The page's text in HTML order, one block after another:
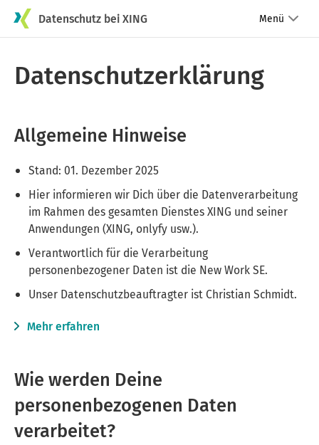
Datenschutz bei XING Menü
Datenschutzerklärung
Allgemeine Hinweise
Stand: 01. Dezember 2025
Hier informieren wir Dich über die Datenverarbeitung
im Rahmen des gesamten Dienstes XING und seiner
Anwendungen (XING, onlyfy usw.).
Verantwortlich für die Verarbeitung
personenbezogener Daten ist die New Work SE.
Unser Datenschutzbeauftragter ist Christian Schmidt.
Mehr erfahren
Wie werden Deine
personenbezogenen Daten
verarbeitet?